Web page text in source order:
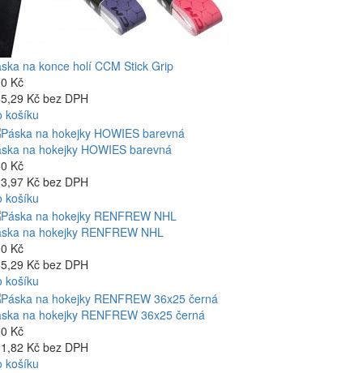
na konce holí CCM Stick Grip
Kč
Kč bez DPH
košíku
na hokejky HOWIES barevná
Kč
Kč bez DPH
košíku
na hokejky RENFREW NHL
Kč
Kč bez DPH
košíku
na hokejky RENFREW 36x25 černá
Kč
Kč bez DPH
košíku